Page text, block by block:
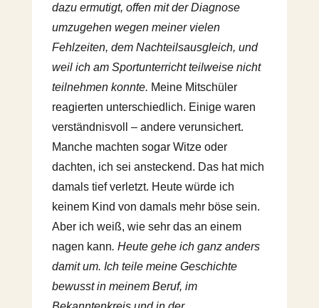
dazu ermutigt, offen mit der Diagnose
umzugehen wegen meiner vielen
Fehlzeiten, dem Nachteilsausgleich, und
weil ich am Sportunterricht teilweise nicht
teilnehmen konnte. Meine Mitschüler
reagierten unterschiedlich. Einige waren
verständnisvoll – andere verunsichert.
Manche machten sogar Witze oder
dachten, ich sei ansteckend. Das hat mich
damals tief verletzt. Heute würde ich
keinem Kind von damals mehr böse sein.
Aber ich weiß, wie sehr das an einem
nagen kann. Heute gehe ich ganz anders
damit um. Ich teile meine Geschichte
bewusst in meinem Beruf, im